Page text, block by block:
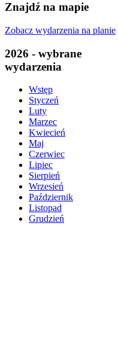
Znajdź na mapie
Zobacz wydarzenia na planie
2026 - wybrane
wydarzenia
Wstęp
Styczeń
Luty
Marzec
Kwiecień
Maj
Czerwiec
Lipiec
Sierpień
Wrzesień
Październik
Listopad
Grudzień